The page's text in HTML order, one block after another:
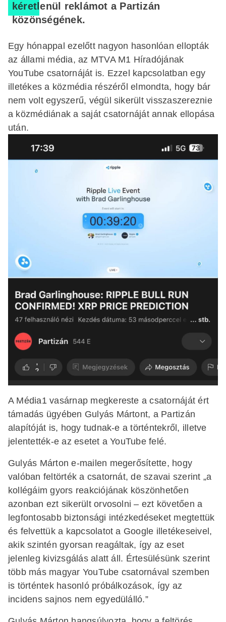
kéretlenül reklámot a Partizán
közönségének.
Egy hónappal ezelőtt nagyon hasonlóan ellopták
az állami média, az MTVA M1 Híradójának
YouTube csatornáját is. Ezzel kapcsolatban egy
illetékes a közmédia részéről elmondta, hogy bár
nem volt egyszerű, végül sikerült visszaszereznie
a közmédiának a saját csatornáját annak ellopása
után.
A Média1 vasárnap megkereste a csatornáját ért
támadás ügyében Gulyás Mártont, a Partizán
alapítóját is, hogy tudnak-e a történtekről, illetve
jelentették-e az esetet a YouTube felé.
Gulyás Márton e-mailen megerősítette, hogy
valóban feltörték a csatornát, de szavai szerint „a
kollégáim gyors reakciójának köszönhetően
azonban ezt sikerült orvosolni – ezt követően a
legfontosabb biztonsági intézkedéseket megtettük
és felvettük a kapcsolatot a Google illetékeseivel,
akik szintén gyorsan reagáltak, így az eset
jelenleg kivizsgálás alatt áll. Értesülésünk szerint
több más magyar YouTube csatornával szemben
is történtek hasonló próbálkozások, így az
incidens sajnos nem egyedülálló.”